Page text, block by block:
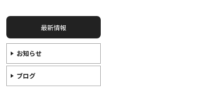
最新情報
お知らせ
ブログ